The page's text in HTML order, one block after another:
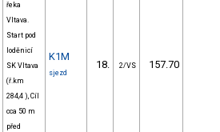
řeka
Vltava.
Start pod
loděnicí
SK Vltava
(ř.km
284,4 ), Cíl
cca 50 m
před
K1M
sjezd
18. 2/VS 157.70